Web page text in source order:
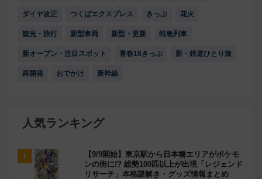
ダイヤ改正 つくばエクスプレス きっぷ 花火
観光・旅行 新型車両 新型・更新 特急列車
新オープン・注目スポット 青春18きっぷ 新・鉄道ひとり旅
再開発 おでかけ 新幹線
人気ランキング
【9/9開始】東京駅から日本橋エリアがポケモ
ンの街に!? 総勢100匹以上が出現「レジェンド
リサーチ」本格謎解き・グッズ情報まとめ